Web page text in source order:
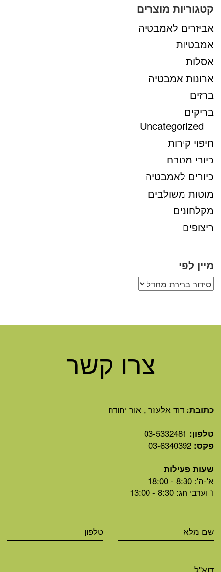
קטגוריות מוצרים
אביזרים לאמבטיה
אמבטיות
אסלות
ארונות אמבטיה
ברזים
בריקים
Uncategorized
חיפוי קירות
כיורי מטבח
כיורים לאמבטיה
מוטות משולבים
מקלחונים
ריצופים
מיין לפי
צרו קשר
כתובת: דוד אלעזר , אור יהודה
טלפון: 03-5332481
פקס: 03-6340392
שעות פעילות
א'-ה': 8:30 - 18:00
ו' וערבי חג: 8:30 - 13:00